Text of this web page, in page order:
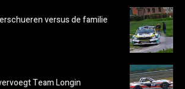
versus de familie
Team Longin